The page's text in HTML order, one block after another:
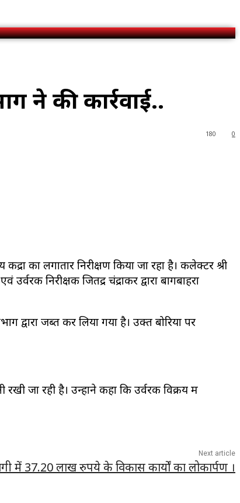
ने की कार्रवाई..
0
180
का लगातार निरीक्षण किया जा रहा है। कलेक्टर श्री
निरीक्षक जितेंद्र चंद्राकर द्वारा बागबाहरा
द्वारा जब्त कर लिया गया है। उक्त बोरियों पर
जा रही है। उन्होंने कहा कि उर्वरक विक्रय में
Next article
में 37.20 लाख रुपये के विकास कार्यों का लोकार्पण ।